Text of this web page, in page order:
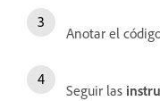
Anotar el
Seguir las